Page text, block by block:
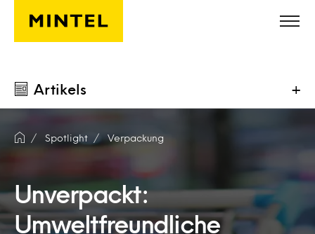
Skip to main content
Artikels +
Spotlight Verpackung
Unverpackt:
Umweltfreundliche